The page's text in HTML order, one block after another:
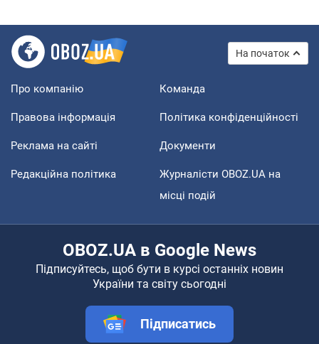
На початок
Про компанію Команда
Правова інформація Політика конфіденційності
Реклама на сайті Документи
Редакційна політика
Журналісти OBOZ.UA на
місці подій
OBOZ.UA в Google News
Підписуйтесь, щоб бути в курсі останніх новин
України та світу сьогодні
Підписатись